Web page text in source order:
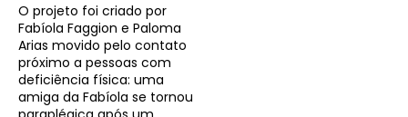
O projeto foi criado por
Fabíola Faggion e Paloma
Arias movido pelo contato
próximo a pessoas com
deficiência física: uma
amiga da Fabíola se tornou